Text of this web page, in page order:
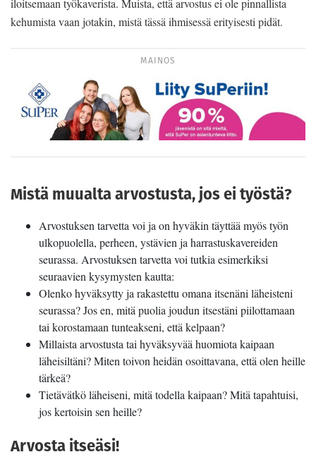
kehumista vaan jotakin, mistä tässä ihmisessä erityisesti pidät.
MAINOS
Mistä muualta arvostusta, jos ei työstä?
Arvostuksen tarvetta voi ja on hyväkin täyttää myös työn
ulkopuolella, perheen, ystävien ja harrastuskavereiden
seurassa. Arvostuksen tarvetta voi tutkia esimerkiksi
seuraavien kysymysten kautta:
Olenko hyväksytty ja rakastettu omana itsenäni läheisteni
seurassa? Jos en, mitä puolia joudun itsestäni piilottamaan
tai korostamaan tunteakseni, että kelpaan?
Millaista arvostusta tai hyväksyvää huomiota kaipaan
läheisiltäni? Miten toivon heidän osoittavana, että olen heille
tärkeä?
Tietävätkö läheiseni, mitä todella kaipaan? Mitä tapahtuisi,
jos kertoisin sen heille?
Arvosta itseäsi!